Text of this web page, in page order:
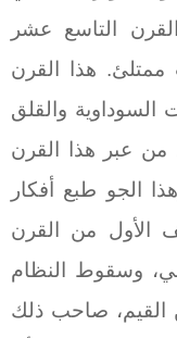
التاسع عشر
هذا القرن
والقلق
عبر هذا القرن
الجو طبع أفكار
الأول من القرن
وسقوط النظام
القيم، صاحب ذلك